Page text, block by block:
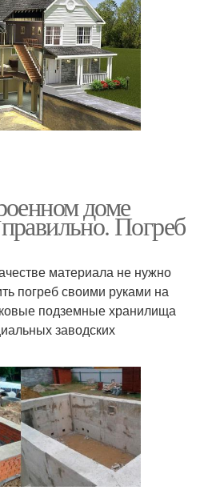
доме
Погреб
материала не нужно
погреб своими руками на
подземные хранилища
заводских